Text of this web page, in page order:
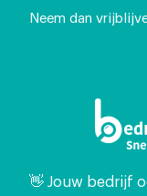
Neem dan
👋 Jouw bedrijf